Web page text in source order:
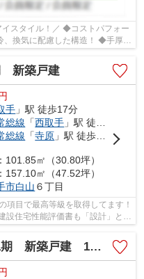
／ ◆コストパフォー
換気に配慮した構造！ ◆手厚い
てます...
新築戸建
手 」駅 徒歩17分
総線 「西取手 」駅 徒歩7分
総線 「寺原 」駅 徒歩16分
101.85㎡（30.80坪）
157.10㎡（47.52坪）
市白山 ６丁目
項目で最高等級を取得してます！
◆安心の...
新築戸建 1号棟